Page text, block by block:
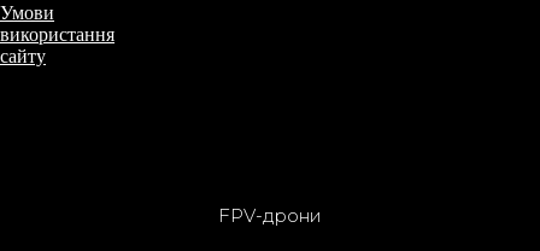
Умови
використання
сайту
FPV-дрони